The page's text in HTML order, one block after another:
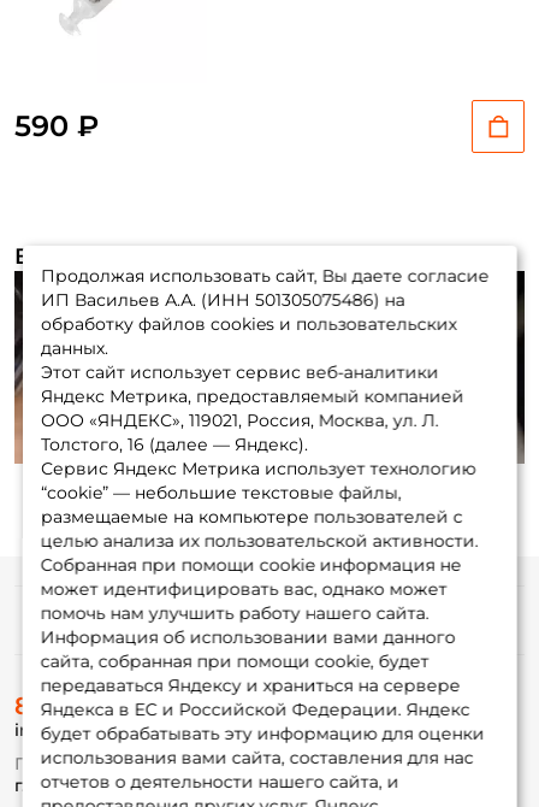
590 ₽
Видеообзоры (1)
Play
Продолжая использовать сайт, Вы даете согласие
ИП Васильев А.А. (ИНН 501305075486) на
обработку файлов cookies и пользовательских
данных.
Этот сайт использует сервис веб-аналитики
Яндекс Метрика, предоставляемый компанией
ООО «ЯНДЕКС», 119021, Россия, Москва, ул. Л.
Толстого, 16 (далее — Яндекс).
Сервис Яндекс Метрика использует технологию
“cookie” — небольшие текстовые файлы,
размещаемые на компьютере пользователей с
целью анализа их пользовательской активности.
Собранная при помощи cookie информация не
может идентифицировать вас, однако может
помочь нам улучшить работу нашего сайта.
Информация об использовании вами данного
сайта, собранная при помощи cookie, будет
передаваться Яндексу и храниться на сервере
Яндекса в ЕС и Российской Федерации. Яндекс
будет обрабатывать эту информацию для оценки
использования вами сайта, составления для нас
отчетов о деятельности нашего сайта, и
Заполняя данную форму вы соглашаетесь на обработку
персональных данных
Информация
О магазине
Доставка
Оплата
Fox-bonus
Гуру
8 (495) 532-77-88
info@foxfishing.ru
По вопросам с заказом
г. Москва, ул. Плеханова д.7